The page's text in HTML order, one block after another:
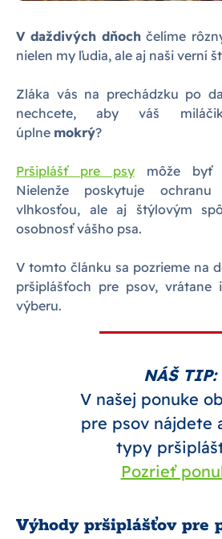
V daždivých dňoch čelíme
nielen my ľudia, ale aj naši verní
Zláka vás na prechádzku po
nechcete, aby váš
úplne mokrý?
Pršiplášť pre psymôže byť
Nielenže poskytuje
vlhkosťou, ale aj štýlovým
osobnosť vášho psa.
V tomto článku sa pozrieme na
pršiplášťoch pre psov,
výberu.
NÁŠ TIP:
V našej ponuke
pre psov nájdete
typy
Pozrieť
Výhody pršiplášťov pre